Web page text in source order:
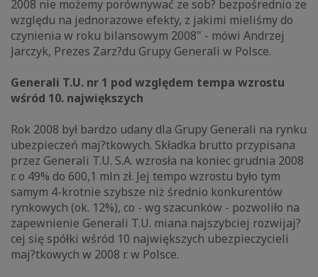
2008 nie możemy porównywać ze sob? bezpośrednio ze
względu na jednorazowe efekty, z jakimi mieliśmy do
czynienia w roku bilansowym 2008" - mówi Andrzej
Jarczyk, Prezes Zarz?du Grupy Generali w Polsce.
Generali T.U. nr 1 pod względem tempa wzrostu
wśród 10. największych
Rok 2008 był bardzo udany dla Grupy Generali na rynku
ubezpieczeń maj?tkowych. Składka brutto przypisana
przez Generali T.U. S.A. wzrosła na koniec grudnia 2008
r. o 49% do 600,1 mln zł. Jej tempo wzrostu było tym
samym 4-krotnie szybsze niż średnio konkurentów
rynkowych (ok. 12%), co - wg szacunków - pozwoliło na
zapewnienie Generali T.U. miana najszybciej rozwijaj?
cej się spółki wśród 10 największych ubezpieczycieli
maj?tkowych w 2008 r. w Polsce.